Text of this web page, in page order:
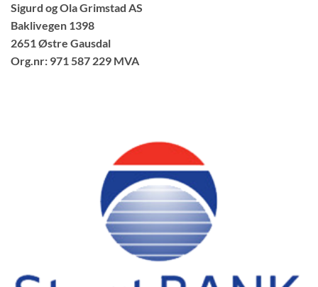
Sigurd og Ola Grimstad AS
Baklivegen 1398
2651 Østre Gausdal
Org.nr: 971 587 229 MVA